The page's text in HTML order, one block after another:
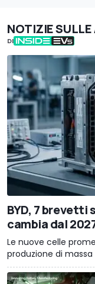
NOTIZIE
DI
BYD, 7
cambia dal
Le nuove celle
produzione di